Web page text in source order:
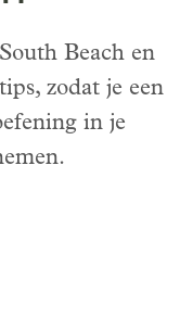
Beach en
zodat je een
in je